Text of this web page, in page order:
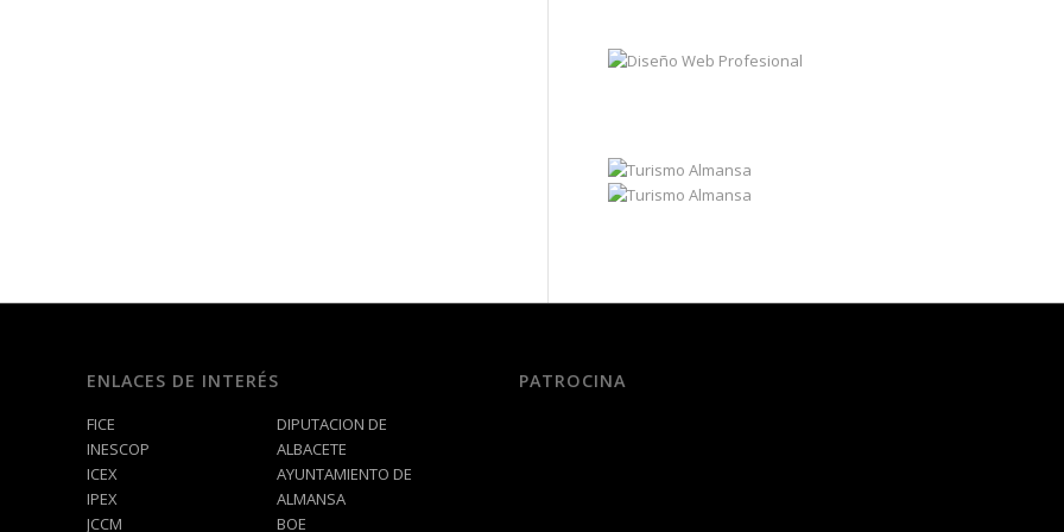
ENLACES DE INTERÉS
FICE
INESCOP
ICEX
IPEX
JCCM
DIPUTACION DE
ALBACETE
AYUNTAMIENTO DE
ALMANSA
BOE
PATROCINA